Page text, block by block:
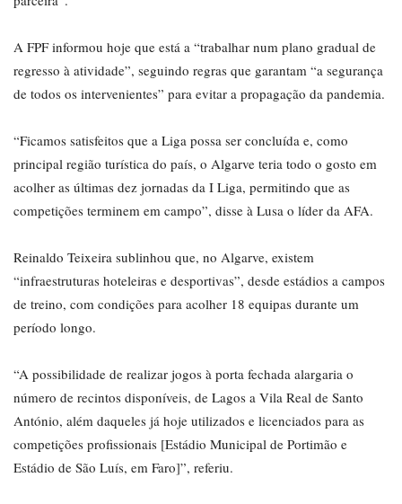
A FPF informou hoje que está a “trabalhar num plano gradual de
regresso à atividade”, seguindo regras que garantam “a segurança
de todos os intervenientes” para evitar a propagação da pandemia.
“Ficamos satisfeitos que a Liga possa ser concluída e, como
principal região turística do país, o Algarve teria todo o gosto em
acolher as últimas dez jornadas da I Liga, permitindo que as
competições terminem em campo”, disse à Lusa o líder da AFA.
Reinaldo Teixeira sublinhou que, no Algarve, existem
“infraestruturas hoteleiras e desportivas”, desde estádios a campos
de treino, com condições para acolher 18 equipas durante um
período longo.
“A possibilidade de realizar jogos à porta fechada alargaria o
número de recintos disponíveis, de Lagos a Vila Real de Santo
António, além daqueles já hoje utilizados e licenciados para as
competições profissionais [Estádio Municipal de Portimão e
Estádio de São Luís, em Faro]”, referiu.